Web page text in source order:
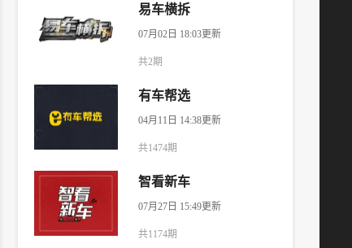
易车横拆
07月02日 18:03更新
共2期
有车帮选
04月11日 14:38更新
共1474期
智看新车
07月27日 15:49更新
共1174期